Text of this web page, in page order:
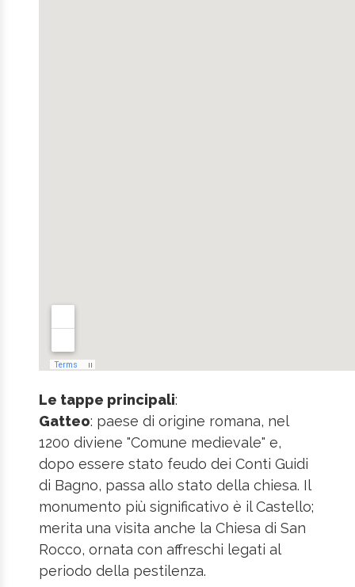
Le tappe principali:
Gatteo: paese di origine romana, nel
1200 diviene "Comune medievale" e,
dopo essere stato feudo dei Conti Guidi
di Bagno, passa allo stato della chiesa. Il
monumento più significativo è il Castello;
merita una visita anche la Chiesa di San
Rocco, ornata con affreschi legati al
periodo della pestilenza.